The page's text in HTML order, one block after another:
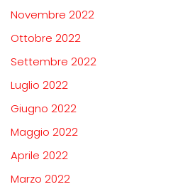
Novembre 2022
Ottobre 2022
Settembre 2022
Luglio 2022
Giugno 2022
Maggio 2022
Aprile 2022
Marzo 2022